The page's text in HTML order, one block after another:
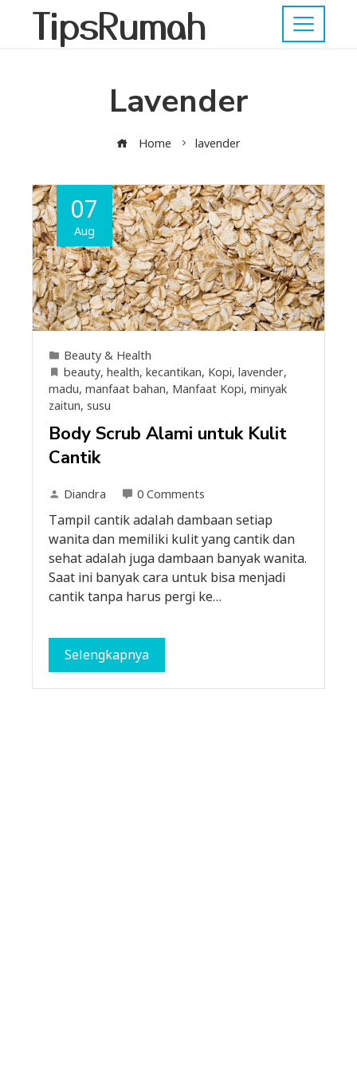
TipsRumah
Lavender
Home lavender
07
Aug
Beauty & Health
beauty, health, kecantikan, Kopi, lavender,
madu, manfaat bahan, Manfaat Kopi, minyak
zaitun, susu
Body Scrub Alami untuk Kulit
Cantik
Diandra 0 Comments
Tampil cantik adalah dambaan setiap
wanita dan memiliki kulit yang cantik dan
sehat adalah juga dambaan banyak wanita.
Saat ini banyak cara untuk bisa menjadi
cantik tanpa harus pergi ke…
Selengkapnya